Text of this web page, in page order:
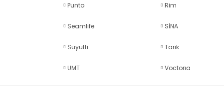
Punto Rim
Seamlife SİNA
Suyutti Tarık
UMT Voctorıa